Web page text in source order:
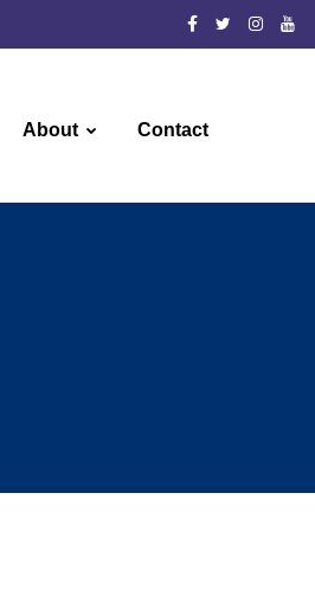
About Contact